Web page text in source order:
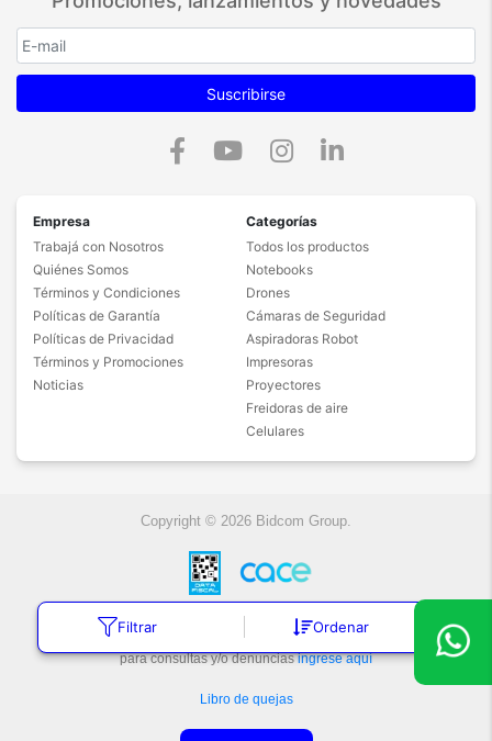
Filtrar Ordenar
Suscribirse
Empresa
Trabajá con Nosotros
Quiénes Somos
Términos y Condiciones
Políticas de Garantía
Políticas de Privacidad
Términos y Promociones
Noticias
Categorías
Todos los productos
Notebooks
Drones
Cámaras de Seguridad
Aspiradoras Robot
Impresoras
Proyectores
Freidoras de aire
Celulares
Copyright © 2026 Bidcom Group.
Botón de arrepentimiento
para consultas y/o denunciasingrese aquí
Libro de quejas